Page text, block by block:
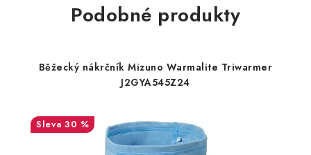
Podobné produkty
Běžecký nákrčník Mizuno Warmalite Triwarmer
J2GYA545Z24
30 %